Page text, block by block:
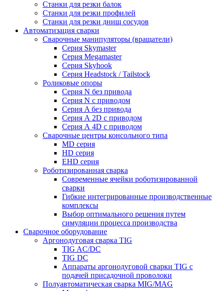
Станки для резки балок
Станки для резки профилей
Станки для резки днищ сосудов
Автоматизация сварки
Сварочные манипуляторы (вращатели)
Серия Skymaster
Серия Megamaster
Серия Skyhook
Серия Headstock / Tailstock
Роликовые опоры
Серия N без привода
Серия N с приводом
Серия A без привода
Серия А 2D с приводом
Серия А 4D с приводом
Сварочные центры консольного типа
MD серия
HD серия
EHD серия
Роботизированная сварка
Современные ячейки роботизированной
сварки
Гибкие интегрированные производственные
комплексы
Выбор оптимального решения путем
симуляции процесса производства
Сварочное оборудование
Аргонодуговая сварка TIG
TIG AC/DC
TIG DC
Аппараты аргонодуговой сварки TIG с
подачей присадочной проволоки
Полуавтоматическая сварка MIG/MAG